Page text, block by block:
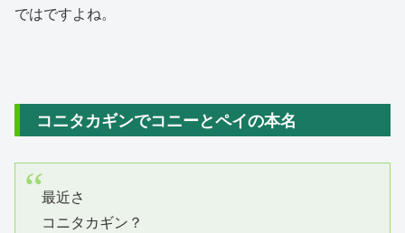
ではですよね。
コニタカギンでコニーとペイの本名
最近さ
コニタカギン？